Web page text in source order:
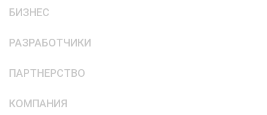
БИЗНЕС
РАЗРАБОТЧИКИ
ПАРТНЕРСТВО
КОМПАНИЯ